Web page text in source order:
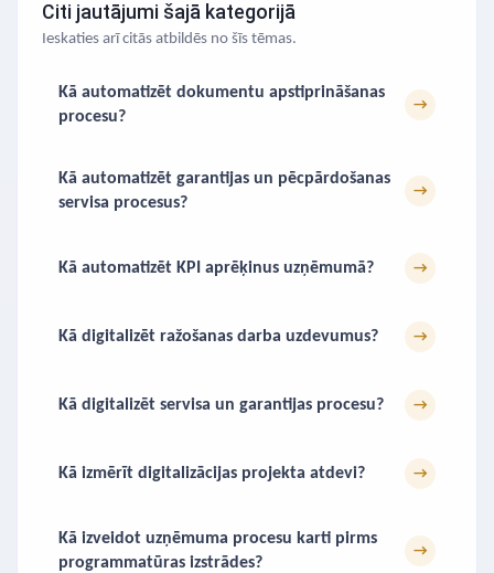
Citi jautājumi šajā kategorijā
Ieskaties arī citās atbildēs no šīs tēmas.
Kā automatizēt dokumentu apstiprināšanas
procesu?
→
Kā automatizēt garantijas un pēcpārdošanas
servisa procesus?
→
Kā automatizēt KPI aprēķinus uzņēmumā? →
Kā digitalizēt ražošanas darba uzdevumus? →
Kā digitalizēt servisa un garantijas procesu? →
Kā izmērīt digitalizācijas projekta atdevi? →
Kā izveidot uzņēmuma procesu karti pirms
programmatūras izstrādes?
→